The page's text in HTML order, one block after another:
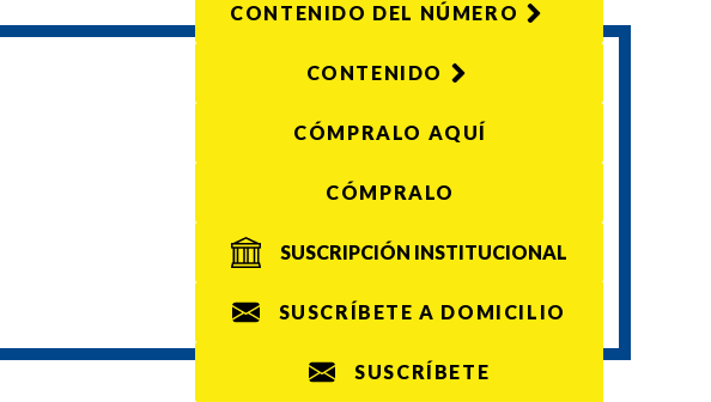
CONTENIDO DEL NÚMERO
CONTENIDO
CÓMPRALO AQUÍ
CÓMPRALO
SUSCRIPCIÓN INSTITUCIONAL
SUSCRÍBETE A DOMICILIO
SUSCRÍBETE